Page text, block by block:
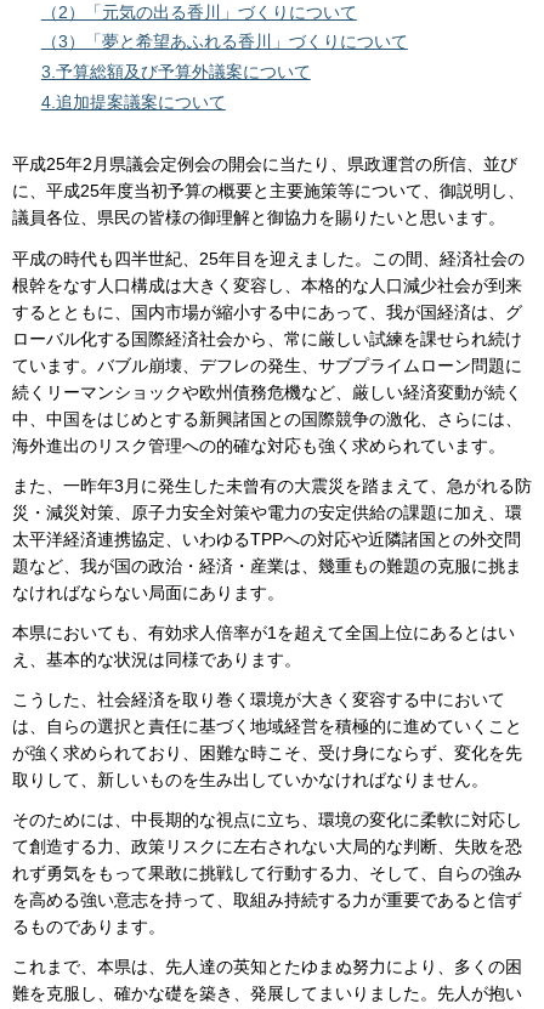
（2）「元気の出る香川」づくりについて
（3）「夢と希望あふれる香川」づくりについて
3.予算総額及び予算外議案について
4.追加提案議案について
平成25年2月県議会定例会の開会に当たり、県政運営の所信、並び
に、平成25年度当初予算の概要と主要施策等について、御説明し、
議員各位、県民の皆様の御理解と御協力を賜りたいと思います。
平成の時代も四半世紀、25年目を迎えました。この間、経済社会の
根幹をなす人口構成は大きく変容し、本格的な人口減少社会が到来
するとともに、国内市場が縮小する中にあって、我が国経済は、グ
ローバル化する国際経済社会から、常に厳しい試練を課せられ続け
ています。バブル崩壊、デフレの発生、サブプライムローン問題に
続くリーマンショックや欧州債務危機など、厳しい経済変動が続く
中、中国をはじめとする新興諸国との国際競争の激化、さらには、
海外進出のリスク管理への的確な対応も強く求められています。
また、一昨年3月に発生した未曾有の大震災を踏まえて、急がれる防
災・減災対策、原子力安全対策や電力の安定供給の課題に加え、環
太平洋経済連携協定、いわゆるTPPへの対応や近隣諸国との外交問
題など、我が国の政治・経済・産業は、幾重もの難題の克服に挑ま
なければならない局面にあります。
本県においても、有効求人倍率が1を超えて全国上位にあるとはい
え、基本的な状況は同様であります。
こうした、社会経済を取り巻く環境が大きく変容する中において
は、自らの選択と責任に基づく地域経営を積極的に進めていくこと
が強く求められており、困難な時こそ、受け身にならず、変化を先
取りして、新しいものを生み出していかなければなりません。
そのためには、中長期的な視点に立ち、環境の変化に柔軟に対応し
て創造する力、政策リスクに左右されない大局的な判断、失敗を恐
れず勇気をもって果敢に挑戦して行動する力、そして、自らの強み
を高める強い意志を持って、取組み持続する力が重要であると信ず
るものであります。
これまで、本県は、先人達の英知とたゆまぬ努力により、多くの困
難を克服し、確かな礎を築き、発展してまいりました。先人が抱い